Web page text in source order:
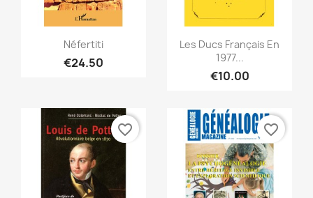
Quick view
Néfertiti
€24.50
Quick view
Les Ducs Français En
1977...
€10.00
favorite_border favorite_border